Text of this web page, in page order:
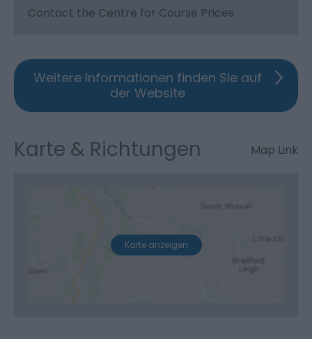
Contact the Centre for Course Prices
Weitere Informationen finden Sie auf
der Website
Karte & Richtungen Map Link
Karte anzeigen